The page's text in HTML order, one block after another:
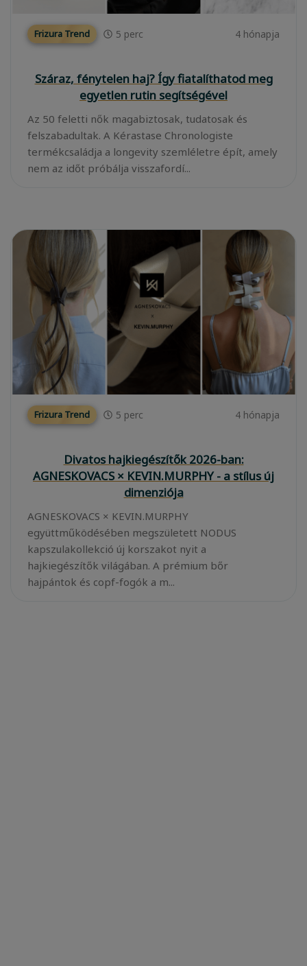
Frizura Trend 5 perc 4 hónapja
Száraz, fénytelen haj? Így fiatalíthatod meg
egyetlen rutin segítségével
Az 50 feletti nők magabiztosak, tudatosak és
felszabadultak. A Kérastase Chronologiste
termékcsaládja a longevity szemléletre épít, amely
nem az időt próbálja visszafordí...
Frizura Trend 5 perc 4 hónapja
Divatos hajkiegészítők 2026-ban:
AGNESKOVACS × KEVIN.MURPHY - a stílus új
dimenziója
AGNESKOVACS × KEVIN.MURPHY
együttműködésében megszületett NODUS
kapszulakollekció új korszakot nyit a
hajkiegészítők világában. A prémium bőr
hajpántok és copf-fogók a m...